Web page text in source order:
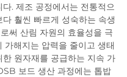
. 제조 공정에서는 전통적으
훨씬 빠르게 성숙하는 속생
써 산림 자원의 효율성을 극
가해지는 압력을 줄이고 생태
원자재를 공급하는 지속 가
보드 생산 과정에는 톱밥